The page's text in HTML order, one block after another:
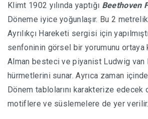
Klimt 1902 yılında yaptığı Beethoven
Döneme iyice yoğunlaşır. Bu 2
Ayrılıkçı Hareketi sergisi için
senfoninin görsel bir yorumunu ortaya
Alman besteci ve piyanist Ludwig van
hürmetlerini sunar. Ayrıca zaman
Dönem tablolarını karakterize edecek
motiflere ve süslemelere de yer verilir.